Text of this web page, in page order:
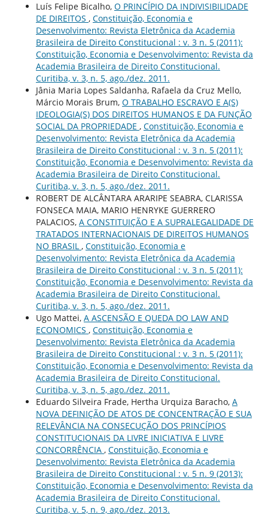
Luís Felipe Bicalho, O PRINCÍPIO DA INDIVISIBILIDADE
DE DIREITOS , Constituição, Economia e
Desenvolvimento: Revista Eletrônica da Academia
Brasileira de Direito Constitucional : v. 3 n. 5 (2011):
Constituição, Economia e Desenvolvimento: Revista da
Academia Brasileira de Direito Constitucional.
Curitiba, v. 3, n. 5, ago./dez. 2011.
Jânia Maria Lopes Saldanha, Rafaela da Cruz Mello,
Márcio Morais Brum, O TRABALHO ESCRAVO E A(S)
IDEOLOGIA(S) DOS DIREITOS HUMANOS E DA FUNÇÃO
SOCIAL DA PROPRIEDADE , Constituição, Economia e
Desenvolvimento: Revista Eletrônica da Academia
Brasileira de Direito Constitucional : v. 3 n. 5 (2011):
Constituição, Economia e Desenvolvimento: Revista da
Academia Brasileira de Direito Constitucional.
Curitiba, v. 3, n. 5, ago./dez. 2011.
ROBERT DE ALCÂNTARA ARARIPE SEABRA, CLARISSA
FONSECA MAIA, MARIO HENRYKE GUERRERO
PALACIOS, A CONSTITUIÇÃO E A SUPRALEGALIDADE DE
TRATADOS INTERNACIONAIS DE DIREITOS HUMANOS
NO BRASIL , Constituição, Economia e
Desenvolvimento: Revista Eletrônica da Academia
Brasileira de Direito Constitucional : v. 3 n. 5 (2011):
Constituição, Economia e Desenvolvimento: Revista da
Academia Brasileira de Direito Constitucional.
Curitiba, v. 3, n. 5, ago./dez. 2011.
Ugo Mattei, A ASCENSÃO E QUEDA DO LAW AND
ECONOMICS , Constituição, Economia e
Desenvolvimento: Revista Eletrônica da Academia
Brasileira de Direito Constitucional : v. 3 n. 5 (2011):
Constituição, Economia e Desenvolvimento: Revista da
Academia Brasileira de Direito Constitucional.
Curitiba, v. 3, n. 5, ago./dez. 2011.
Eduardo Silveira Frade, Hertha Urquiza Baracho, A
NOVA DEFINIÇÃO DE ATOS DE CONCENTRAÇÃO E SUA
RELEVÂNCIA NA CONSECUÇÃO DOS PRINCÍPIOS
CONSTITUCIONAIS DA LIVRE INICIATIVA E LIVRE
CONCORRÊNCIA , Constituição, Economia e
Desenvolvimento: Revista Eletrônica da Academia
Brasileira de Direito Constitucional : v. 5 n. 9 (2013):
Constituição, Economia e Desenvolvimento: Revista da
Academia Brasileira de Direito Constitucional.
Curitiba, v. 5, n. 9, ago./dez. 2013.